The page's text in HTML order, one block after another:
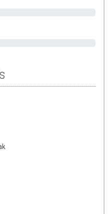
kedvező élettani hatással
során nem engedélyezett a
vagy gyógyító hatást